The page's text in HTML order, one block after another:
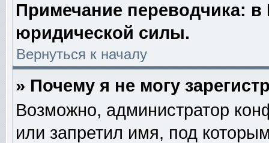
Примечание переводчика:
юридической силы.
Вернуться к началу
» Почему я не могу
Возможно, администратор
или запретил имя, под